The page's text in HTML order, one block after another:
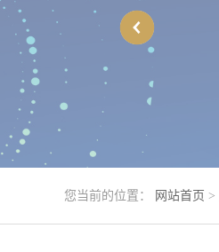
您当前的位置： 网站首页 >